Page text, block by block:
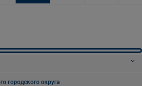
городского округа